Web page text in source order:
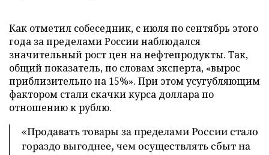
Как отметил собеседник, с июля по сентябрь этого
года за пределами России наблюдался
значительный рост цен на нефтепродукты. Так,
общий показатель, по словам эксперта, «вырос
приблизительно на 15%». При этом усугубляющим
фактором стали скачки курса доллара по
отношению к рублю.
«Продавать товары за пределами России стало
гораздо выгоднее, чем осуществлять сбыт на